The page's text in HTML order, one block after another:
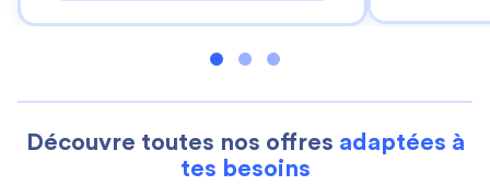
Découvre toutes nos offres adaptées à
tes besoins